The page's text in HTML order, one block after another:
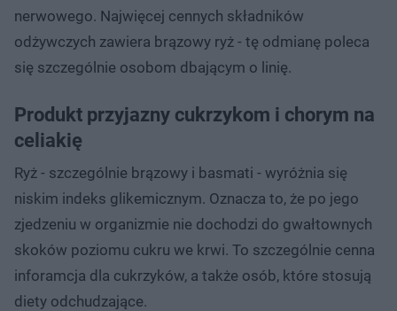
nerwowego. Najwięcej cennych składników
odżywczych zawiera brązowy ryż - tę odmianę poleca
się szczególnie osobom dbającym o linię.
Produkt przyjazny cukrzykom i chorym na
celiakię
Ryż - szczególnie brązowy i basmati - wyróżnia się
niskim indeks glikemicznym. Oznacza to, że po jego
zjedzeniu w organizmie nie dochodzi do gwałtownych
skoków poziomu cukru we krwi. To szczególnie cenna
inforamcja dla cukrzyków, a także osób, które stosują
diety odchudzające.